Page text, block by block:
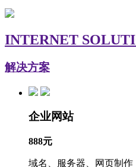
INTERNET
解决方案
企业网站
888元
域名、服务器、网页制作